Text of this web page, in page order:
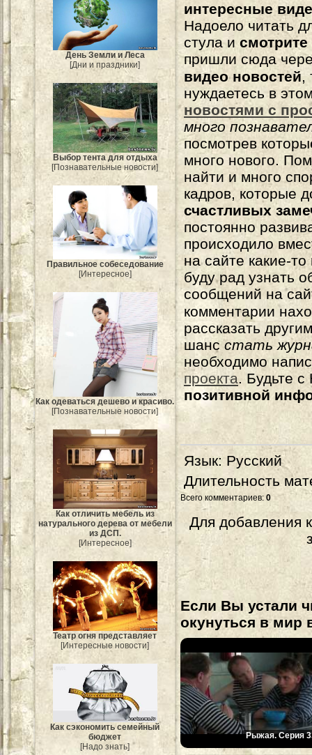
День Земли и Леса
[Дни и праздники]
Выбор тента для отдыха
[Познавательные новости]
Правильное собеседование
[Интересное]
Как одеваться дешево и красиво.
[Познавательные новости]
Как отличить мебель из
натурального дерева от мебели
из ДСП.
[Интересное]
Театр огня представляет
[Интересные новости]
Как сэкономить семейный
бюджет
[Надо знать]
интересные
Надоело читать
стула и
пришли сюда
видео новостей,
нуждаетесь в
новостями с
много
посмотрев
много нового.
найти и много
кадров, которые
счастливых
постоянно
происходило
на сайте какие-
буду рад узнать
сообщений на
комментарии
рассказать
шанс стать
необходимо
проекта. Будьте
позитивной
Язык: Русский
Длительность
Всего комментариев: 0
Для добавления
Если Вы устали
окунуться в мир
Рыжая. Серия